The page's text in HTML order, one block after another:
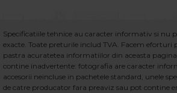
Specificatiile tehnice au caracter informativ si nu
exacte. Toate preturile includ TVA. Facem
pastra acuratetea informatiilor din aceasta
contine inadvertente: fotografia are caracter
accesorii neincluse in pachetele standard, unele
de catre producator fara preaviz sau pot contine